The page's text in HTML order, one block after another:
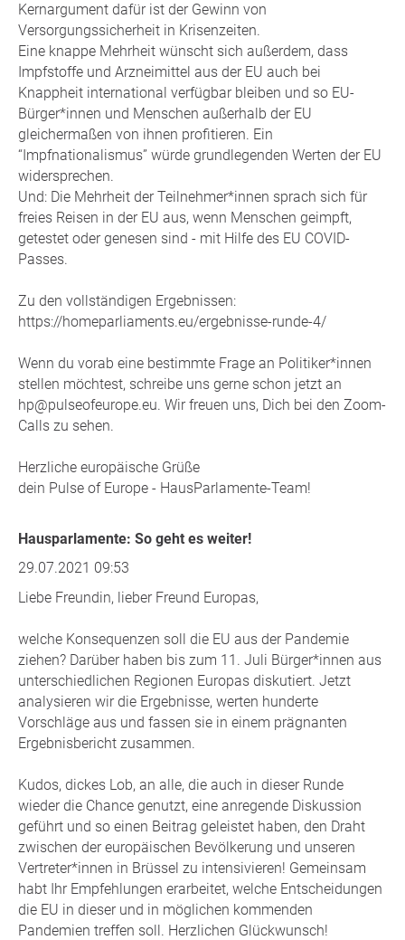
Kernargument dafür ist der Gewinn von
Versorgungssicherheit in Krisenzeiten.
Eine knappe Mehrheit wünscht sich außerdem, dass
Impfstoffe und Arzneimittel aus der EU auch bei
Knappheit international verfügbar bleiben und so EU-
Bürger*innen und Menschen außerhalb der EU
gleichermaßen von ihnen profitieren. Ein
“Impfnationalismus” würde grundlegenden Werten der EU
widersprechen.
Und: Die Mehrheit der Teilnehmer*innen sprach sich für
freies Reisen in der EU aus, wenn Menschen geimpft,
getestet oder genesen sind - mit Hilfe des EU COVID-
Passes.
Zu den vollständigen Ergebnissen:
https://homeparliaments.eu/ergebnisse-runde-4/
Wenn du vorab eine bestimmte Frage an Politiker*innen
stellen möchtest, schreibe uns gerne schon jetzt an
hp@pulseofeurope.eu. Wir freuen uns, Dich bei den Zoom-
Calls zu sehen.
Herzliche europäische Grüße
dein Pulse of Europe - HausParlamente-Team!
Hausparlamente: So geht es weiter!
29.07.2021 09:53
Liebe Freundin, lieber Freund Europas,
welche Konsequenzen soll die EU aus der Pandemie
ziehen? Darüber haben bis zum 11. Juli Bürger*innen aus
unterschiedlichen Regionen Europas diskutiert. Jetzt
analysieren wir die Ergebnisse, werten hunderte
Vorschläge aus und fassen sie in einem prägnanten
Ergebnisbericht zusammen.
Kudos, dickes Lob, an alle, die auch in dieser Runde
wieder die Chance genutzt, eine anregende Diskussion
geführt und so einen Beitrag geleistet haben, den Draht
zwischen der europäischen Bevölkerung und unseren
Vertreter*innen in Brüssel zu intensivieren! Gemeinsam
habt Ihr Empfehlungen erarbeitet, welche Entscheidungen
die EU in dieser und in möglichen kommenden
Pandemien treffen soll. Herzlichen Glückwunsch!